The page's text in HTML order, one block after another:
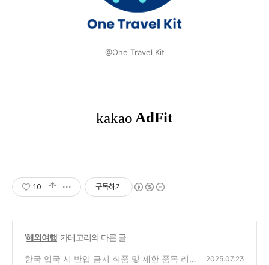
@One Travel Kit
10 구독하기
'해외여행' 카테고리의 다른 글
한국 입국 시 반입 금지 식품 및 제한 품목 리
2025.07.23